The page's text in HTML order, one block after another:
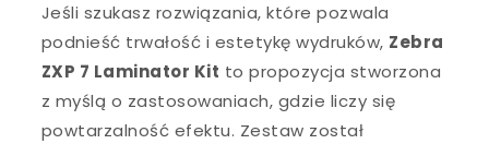
Jeśli szukasz rozwiązania, które pozwala
podnieść trwałość i estetykę wydruków, Zebra
ZXP 7 Laminator Kit to propozycja stworzona
z myślą o zastosowaniach, gdzie liczy się
powtarzalność efektu. Zestaw został